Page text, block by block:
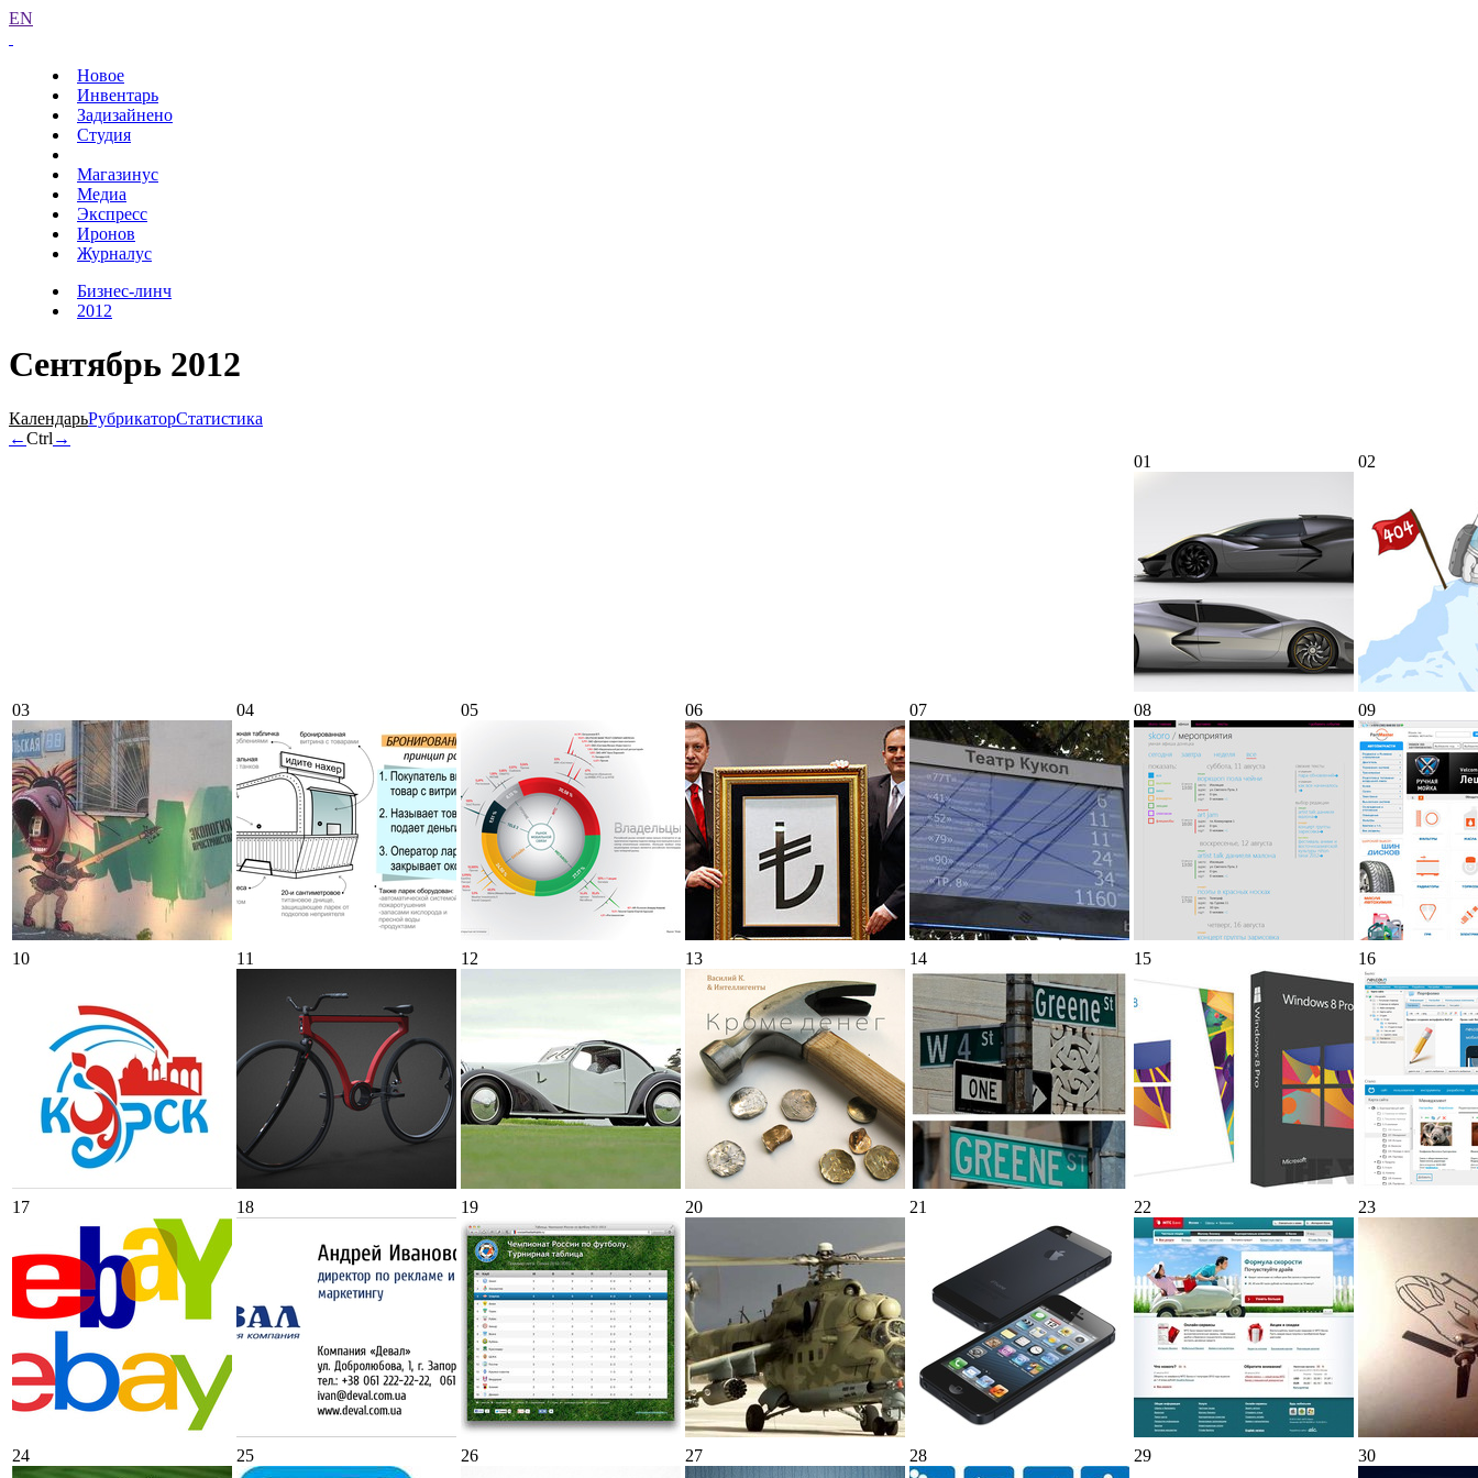
EN
Новое
Инвентарь
Задизайнено
Студия
Магазинус
Медиа
Экспресс
Иронов
Журналус
Бизнес-линч
2012
Сентябрь 2012
КалендарьРубрикаторСтатистика
←Ctrl →
01
02
03 04 05 06 07 08 09
10 11 12 13 14 15 16
17 18 19 20 21 22 23
24 25 26 27 28 29 30